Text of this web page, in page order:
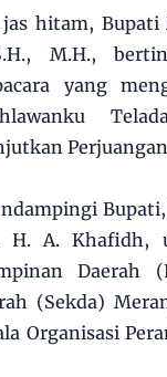
hitam, Bupati
M.H.,
yang
H. A. Khafidh,
Daerah
(Sekda)
Organisasi